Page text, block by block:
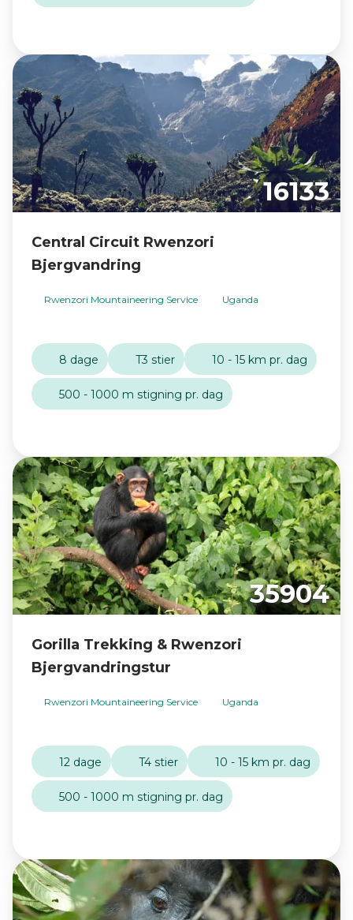
16133
Central Circuit Rwenzori
Bjergvandring
Rwenzori Mountaineering Service Uganda
8 dage T3 stier 10 - 15 km pr. dag
500 - 1000 m stigning pr. dag
35904
Gorilla Trekking & Rwenzori
Bjergvandringstur
Rwenzori Mountaineering Service Uganda
12 dage T4 stier 10 - 15 km pr. dag
500 - 1000 m stigning pr. dag